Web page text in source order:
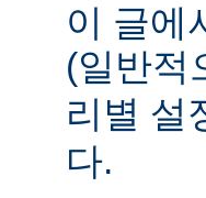
이 글에
(일반적
리별 설
다.